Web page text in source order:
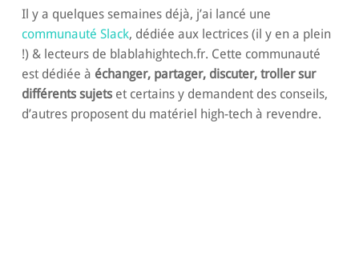
Il y a quelques semaines déjà, j’ai lancé une
communauté Slack, dédiée aux lectrices (il y en a plein
!) & lecteurs de blablahightech.fr. Cette communauté
est dédiée à échanger, partager, discuter, troller sur
différents sujetset certains y demandent des conseils,
d’autres proposent du matériel high-tech à revendre.